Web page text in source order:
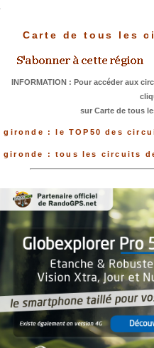
Carte de tous les
INFORMATION : Pour accéder aux
sur Carte de tous
gironde : le TOP50 des
gironde : tous les circuits